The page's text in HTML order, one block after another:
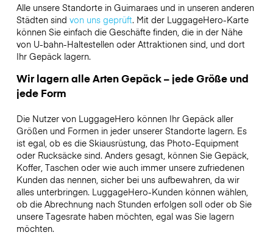
Alle unsere Standorte in Guimaraes und in unseren anderen
Städten sind von uns geprüft. Mit der LuggageHero-Karte
können Sie einfach die Geschäfte finden, die in der Nähe
von U-bahn-Haltestellen oder Attraktionen sind, und dort
Ihr Gepäck lagern.
Wir lagern alle Arten Gepäck – jede Größe und
jede Form
Die Nutzer von LuggageHero können Ihr Gepäck aller
Größen und Formen in jeder unserer Standorte lagern. Es
ist egal, ob es die Skiausrüstung, das Photo-Equipment
oder Rucksäcke sind. Anders gesagt, können Sie Gepäck,
Koffer, Taschen oder wie auch immer unsere zufriedenen
Kunden das nennen, sicher bei uns aufbewahren, da wir
alles unterbringen. LuggageHero-Kunden können wählen,
ob die Abrechnung nach Stunden erfolgen soll oder ob Sie
unsere Tagesrate haben möchten, egal was Sie lagern
möchten.